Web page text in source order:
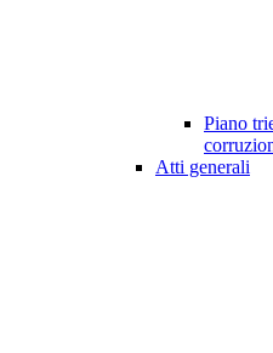
Piano
Atti generali